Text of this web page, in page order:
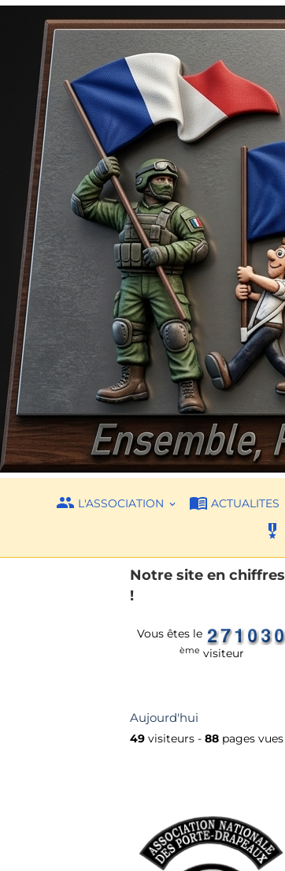
L'ASSOCIATION ACTUALITES
Notre site en chiffres
!
Vous êtes le
ème visiteur
Aujourd'hui
49 visiteurs -88 pages vues